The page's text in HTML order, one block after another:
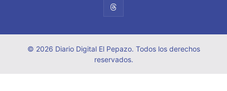
© 2026 Diario Digital El Pepazo. Todos los derechos
reservados.